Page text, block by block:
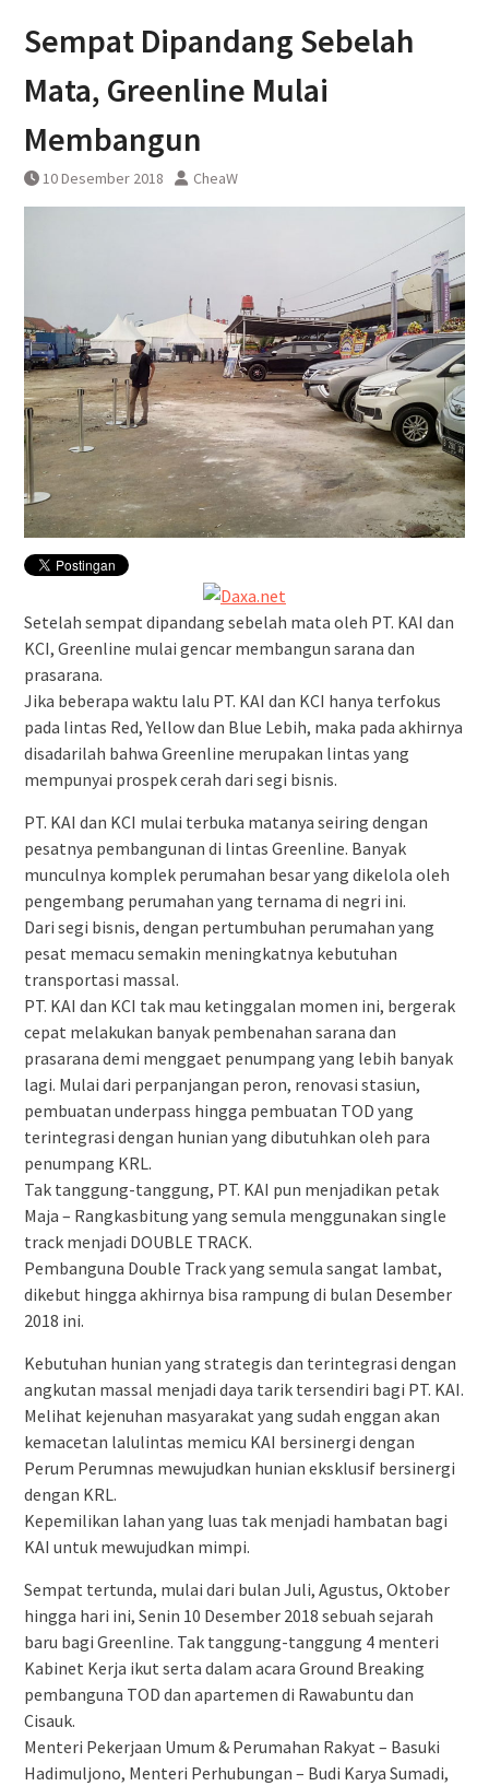
Uji Coba Terbatas Perpanjangan
Layanan Kereta Api Srilelawangsa
Sempat Dipandang Sebelah
Mata, Greenline Mulai
Membangun
10 Desember 2018 CheaW
Setelah sempat dipandang sebelah mata oleh PT. KAI dan
KCI, Greenline mulai gencar membangun sarana dan
prasarana.
Jika beberapa waktu lalu PT. KAI dan KCI hanya terfokus
pada lintas Red, Yellow dan Blue Lebih, maka pada akhirnya
disadarilah bahwa Greenline merupakan lintas yang
mempunyai prospek cerah dari segi bisnis.
PT. KAI dan KCI mulai terbuka matanya seiring dengan
pesatnya pembangunan di lintas Greenline. Banyak
munculnya komplek perumahan besar yang dikelola oleh
pengembang perumahan yang ternama di negri ini.
Dari segi bisnis, dengan pertumbuhan perumahan yang
pesat memacu semakin meningkatnya kebutuhan
transportasi massal.
PT. KAI dan KCI tak mau ketinggalan momen ini, bergerak
cepat melakukan banyak pembenahan sarana dan
prasarana demi menggaet penumpang yang lebih banyak
lagi. Mulai dari perpanjangan peron, renovasi stasiun,
pembuatan underpass hingga pembuatan TOD yang
terintegrasi dengan hunian yang dibutuhkan oleh para
penumpang KRL.
Tak tanggung-tanggung, PT. KAI pun menjadikan petak
Maja – Rangkasbitung yang semula menggunakan single
track menjadi DOUBLE TRACK.
Pembanguna Double Track yang semula sangat lambat,
dikebut hingga akhirnya bisa rampung di bulan Desember
2018 ini.
Kebutuhan hunian yang strategis dan terintegrasi dengan
angkutan massal menjadi daya tarik tersendiri bagi PT. KAI.
Melihat kejenuhan masyarakat yang sudah enggan akan
kemacetan lalulintas memicu KAI bersinergi dengan
Perum Perumnas mewujudkan hunian eksklusif bersinergi
dengan KRL.
Kepemilikan lahan yang luas tak menjadi hambatan bagi
KAI untuk mewujudkan mimpi.
Sempat tertunda, mulai dari bulan Juli, Agustus, Oktober
hingga hari ini, Senin 10 Desember 2018 sebuah sejarah
baru bagi Greenline. Tak tanggung-tanggung 4 menteri
Kabinet Kerja ikut serta dalam acara Ground Breaking
pembanguna TOD dan apartemen di Rawabuntu dan
Cisauk.
Menteri Pekerjaan Umum & Perumahan Rakyat – Basuki
Hadimuljono, Menteri Perhubungan – Budi Karya Sumadi,